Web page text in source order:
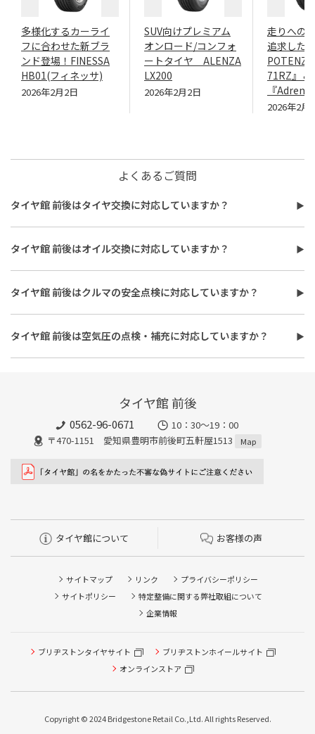
タイヤ点検・安全点検/タイヤ履き替え/オイル交換/その他
ピット作業の予約
本日のタイヤ履き替え順番待ち予約 ※クローク契約会員の
多様化するカーライ
フに合わせた新ブラ
ンド登場！FINESSA
HB01(フィネッサ)
2026年2月2日
SUV向けプレミアム
オンロード/コンフォ
ートタイヤ ALENZA
LX200
2026年2月2日
走りへの
追求した
71RZ』＆
『
2026年2月
よくあるご質問
タイヤ館 前後はタイヤ交換に対応していますか？
タイヤ館 前後はタイヤ交換に対応しています。
費用は、タイヤ交換工賃のほかに、タイヤ本体の価格やホイール
バランス調整、使用済みタイヤ処分費用などがかかる場合があり
ます。
また、作業時間は最短で約30分程度ですが、作業内容や交換本
数、車種により異なり、時間がかかる場合もございます。詳細は店
舗スタッフまでお気軽にご相談ください
タイヤ館 前後はオイル交換に対応していますか？
タイヤ館 前後はオイル交換に対応しています。
使用するオイルの種類（鉱物油・部分合成油・全合成油）や粘
度、交換量によって費用が変わります。工賃やフィルター代を含め
た交換費用については、店舗スタッフまでお問い合わせくださ
い。
また、所要時間は最短約30分程度になります。こちらもオイルフ
ィルターの同時交換や、在庫・車種、作業時期等により時間が変
タイヤ館 前後はクルマの安全点検に対応していますか？
タイヤ館 前後はおクルマの安全点検に対応しています。最短30
分、無料で対応させていただきます。
タイヤ館 前後は空気圧の点検・補充に対応していますか？
タイヤ館 前後は空気圧の点検・補充に対応しています。最短15
タイヤ館 前後
0562-96-0671
10：30～19：00
〒470-1151 愛知県豊明市前後町五軒屋1513
Map
タイヤ館について お客様の声
サイトマップ リンク
プライバシーポリシー
サイトポリシー
特定整備に関する弊社取組について
企業情報
ブリヂストンタイヤサイト
ブリヂストンホイールサイト
オンラインストア
Copyright © 2024 Bridgestone Retail Co.,Ltd. All rights Reserved.
タイヤ点検・安全点検/タイヤ履き替え/オイル交換/その他
ピット作業の予約
本日のタイヤ履き替え順番待ち予約 ※クローク契約会員の